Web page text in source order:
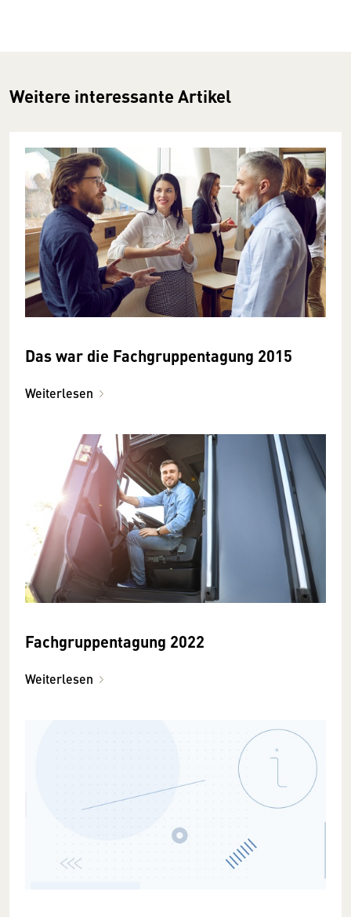
Weitere interessante Artikel
Das war die Fachgruppentagung 2015
Weiterlesen
Fachgruppentagung 2022
Weiterlesen